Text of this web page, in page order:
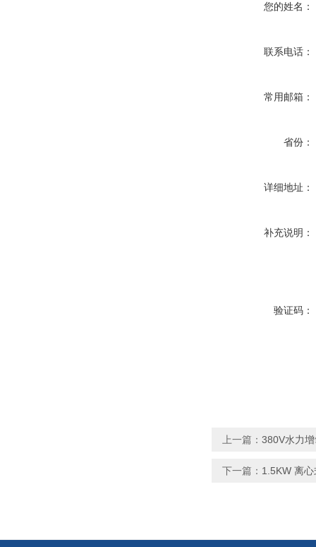
您的姓名：
联系电话：
常用邮箱：
省份：
详细地址：
补充说明：
验证码：
上一篇： 380V水力
下一篇： 1.5KW 离